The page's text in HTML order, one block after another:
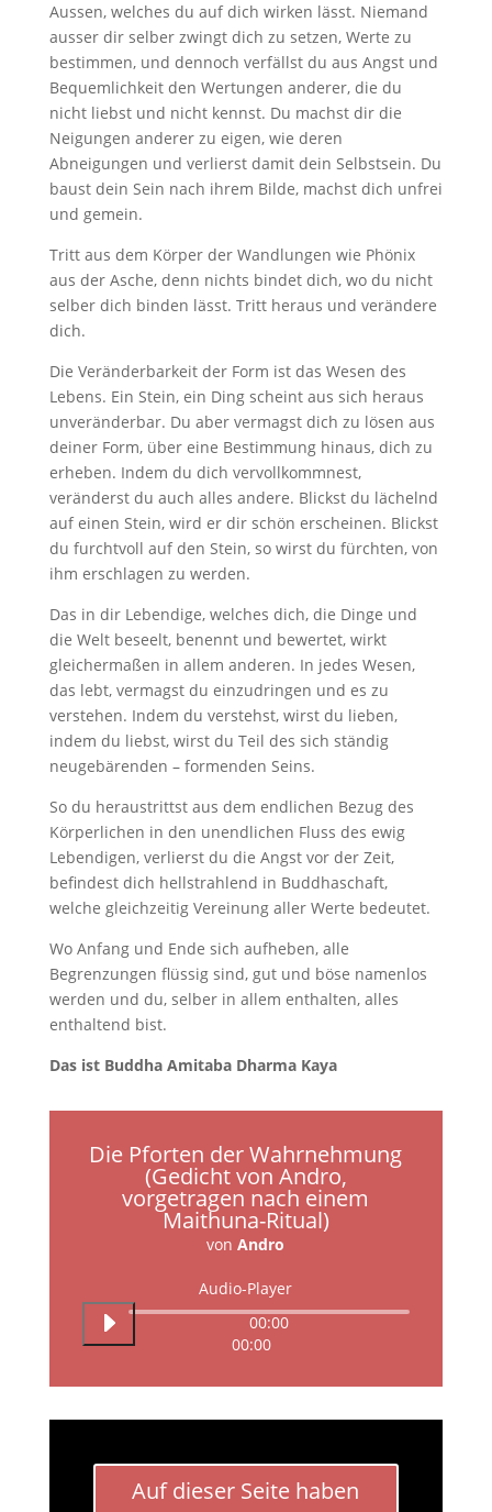
Aussen, welches du auf dich wirken lässt. Niemand
ausser dir selber zwingt dich zu setzen, Werte zu
bestimmen, und den­noch verfällst du aus Angst und
Bequem­lichkeit den Wertungen anderer, die du
nicht liebst und nicht kennst. Du machst dir die
Neigungen anderer zu eigen, wie deren
Abneigungen und verlierst damit dein Selbstsein. Du
baust dein Sein nach ihrem Bilde, machst dich unfrei
und gemein.
Tritt aus dem Körper der Wandlungen wie Phönix
aus der Asche, denn nichts bindet dich, wo du nicht
selber dich binden lässt. Tritt heraus und verändere
dich.
Die Veränderbarkeit der Form ist das We­sen des
Lebens. Ein Stein, ein Ding scheint aus sich heraus
unveränderbar. Du aber vermagst dich zu lösen aus
deiner Form, über eine Bestimmung hinaus, dich zu
er­heben. Indem du dich vervollkommnest,
veränderst du auch alles andere. Blickst du lächelnd
auf einen Stein, wird er dir schön erscheinen. Blickst
du furchtvoll auf den Stein, so wirst du fürchten, von
ihm erschlagen zu werden.
Das in dir Lebendige, welches dich, die Dinge und
die Welt beseelt, benennt und bewertet, wirkt
gleichermaßen in allem anderen. In jedes Wesen,
das lebt, ver­magst du einzudringen und es zu
verste­hen. Indem du verstehst, wirst du lieben,
indem du liebst, wirst du Teil des sich ständig
neugebärenden – formenden Seins.
So du heraustrittst aus dem endlichen Be­zug des
Körperlichen in den unendlichen Fluss des ewig
Lebendigen, verlierst du die Angst vor der Zeit,
befindest dich hell­strahlend in Buddhaschaft,
welche gleich­zeitig Vereinung aller Werte bedeutet.
Wo Anfang und Ende sich aufheben, alle
Begrenzungen flüssig sind, gut und böse namenlos
werden und du, selber in allem enthalten, alles
enthaltend bist.
Das ist Buddha Amitaba Dharma Kaya
Die Pforten der Wahrnehmung
(Gedicht von Andro,
vorgetragen nach einem
Maithuna-Ritual)
vonAndro
Audio-Player
00:00
00:00
Auf dieser Seite haben